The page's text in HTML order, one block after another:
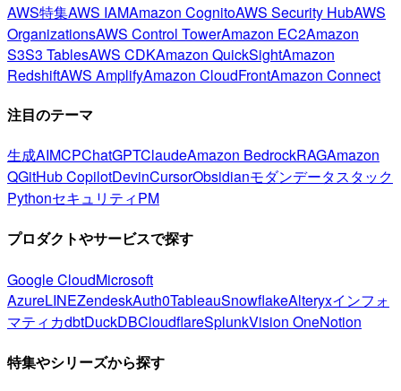
AWS特集AWS IAMAmazon CognitoAWS Security HubAWS
OrganizationsAWS Control TowerAmazon EC2Amazon
S3S3 TablesAWS CDKAmazon QuickSightAmazon
RedshiftAWS AmplifyAmazon CloudFrontAmazon Connect
注目のテーマ
生成AIMCPChatGPTClaudeAmazon BedrockRAGAmazon
QGitHub CopilotDevinCursorObsidianモダンデータスタック
PythonセキュリティPM
プロダクトやサービスで探す
Google CloudMicrosoft
AzureLINEZendeskAuth0TableauSnowflakeAlteryxインフォ
マティカdbtDuckDBCloudflareSplunkVision OneNotion
特集やシリーズから探す